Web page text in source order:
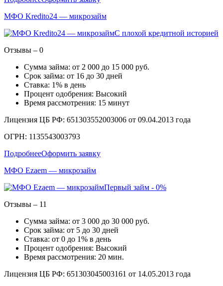
МФО Kredito24 — микрозайм
С плохой кредитной историей
Отзывы – 0
Сумма займа: от 2 000 до 15 000 руб.
Срок займа: от 16 до 30 дней
Ставка: 1% в день
Процент одобрения: Высокий
Время рассмотрения: 15 минут
Лицензия ЦБ РФ: 651303552003006 от 09.04.2013 года
ОГРН: 1135543003793
ПодробнееОформить заявку
МФО Ezaem — микрозайм
Первый займ - 0%
Отзывы – 11
Сумма займа: от 3 000 до 30 000 руб.
Срок займа: от 5 до 30 дней
Ставка: от 0 до 1% в день
Процент одобрения: Высокий
Время рассмотрения: 20 мин.
Лицензия ЦБ РФ: 651303045003161 от 14.05.2013 года